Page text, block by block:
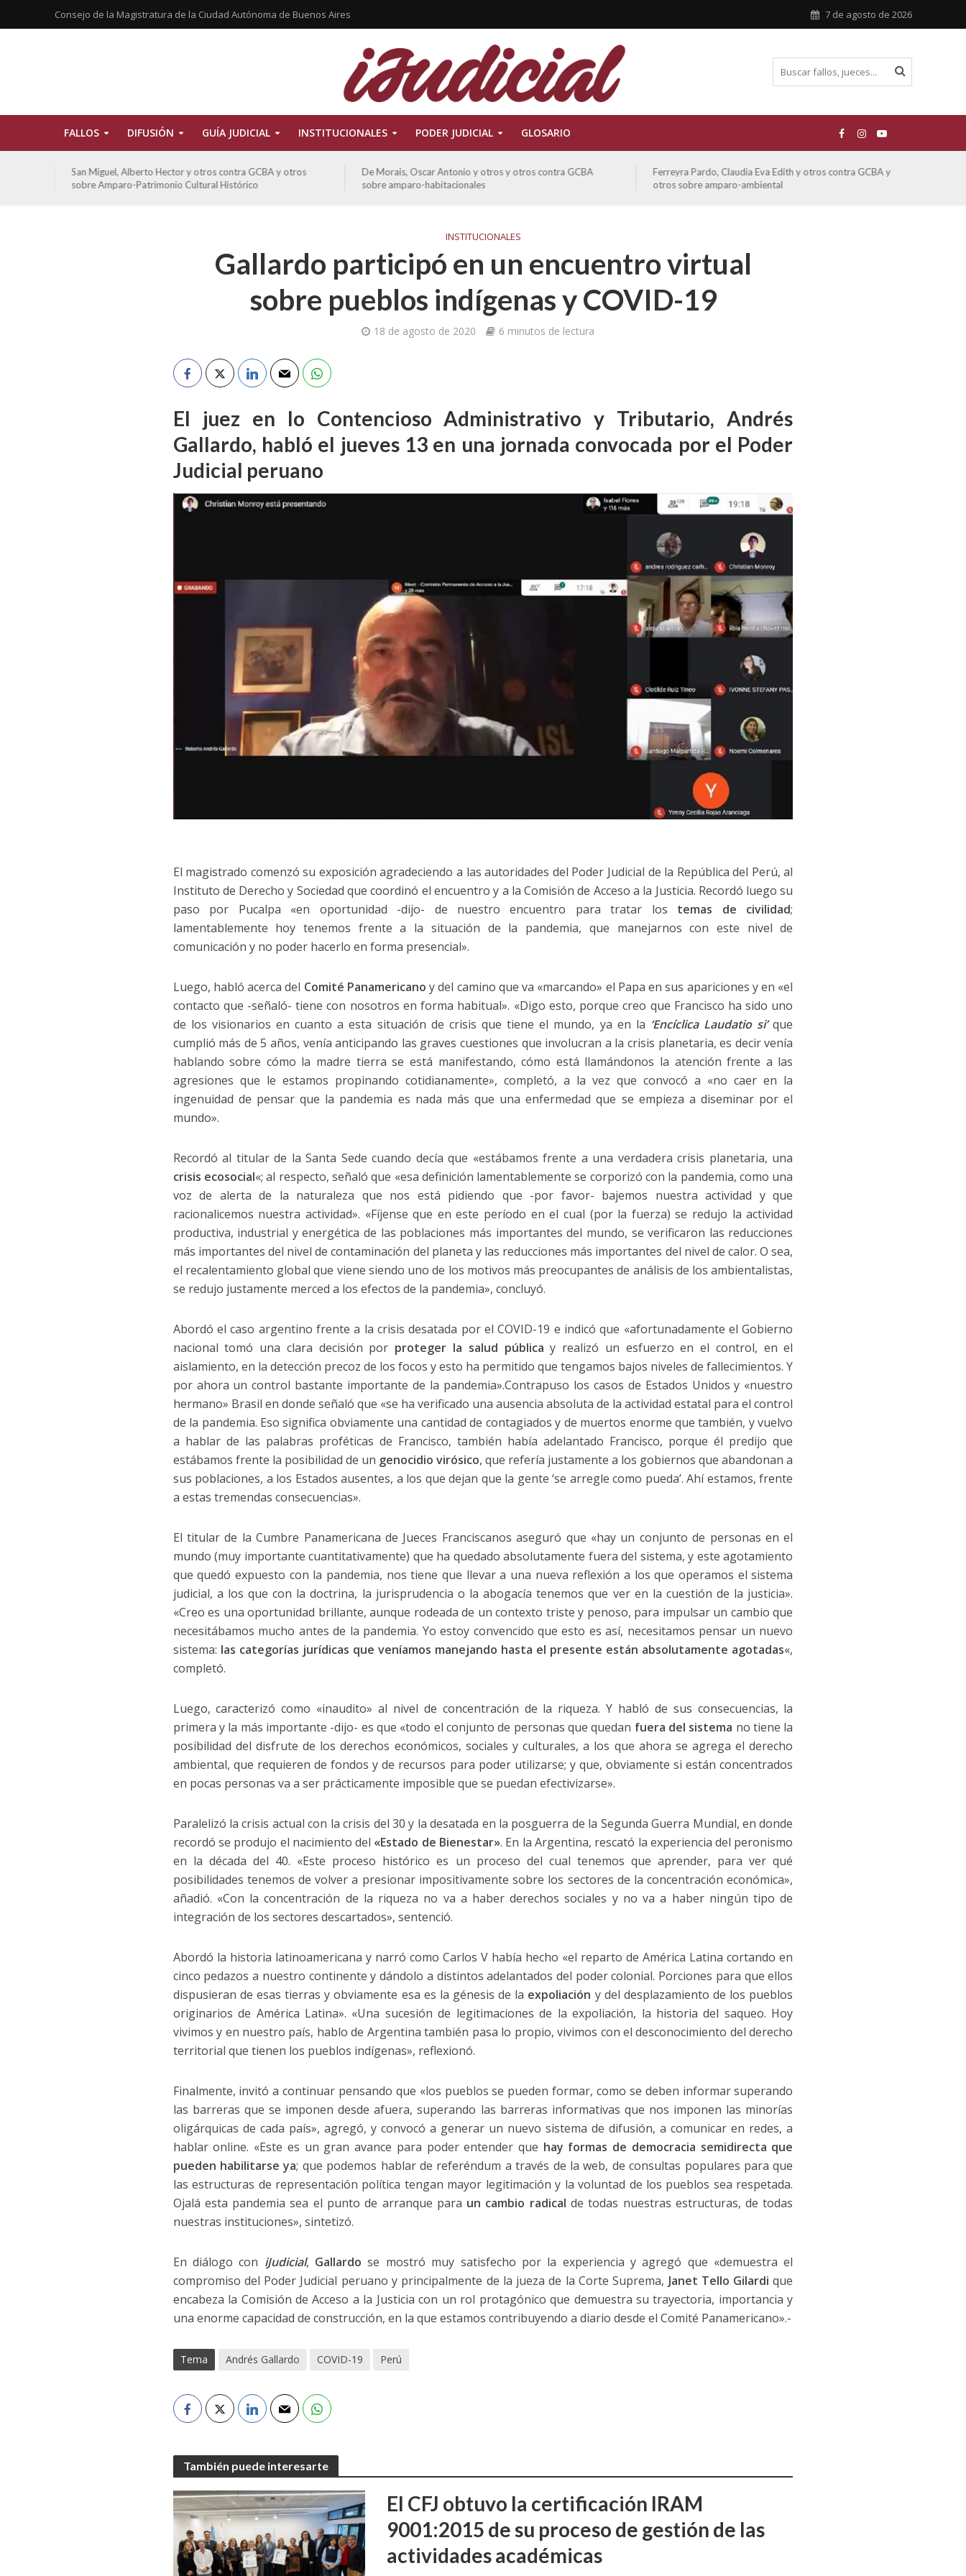
Consejo de la Magistratura de la Ciudad Autónoma de Buenos Aires 7 de agosto de 2026
FALLOS DIFUSIÓN GUÍA JUDICIAL INSTITUCIONALES PODER JUDICIAL GLOSARIO
De Morais, Oscar Antonio y otros y otros contra GCBA
sobre amparo-habitacionales
Ferreyra Pardo, Claudia Eva Edith y otros contra GCBA y
otros sobre amparo-ambiental
ATE contra GCBA sobre amparo – empleo publico otros
INSTITUCIONALES
Gallardo participó en un encuentro virtual
sobre pueblos indígenas y COVID-19
18 de agosto de 2020 6 minutos de lectura
El juez en lo Contencioso Administrativo y Tributario, Andrés
Gallardo, habló el jueves 13 en una jornada convocada por el Poder
Judicial peruano
El magistrado comenzó su exposición agradeciendo a las autoridades del Poder Judicial de la República del Perú, al
Instituto de Derecho y Sociedad que coordinó el encuentro y a la Comisión de Acceso a la Justicia. Recordó luego su
paso por Pucalpa «en oportunidad -dijo- de nuestro encuentro para tratar los temas de civilidad;
lamentablemente hoy tenemos frente a la situación de la pandemia, que manejarnos con este nivel de
comunicación y no poder hacerlo en forma presencial».
Luego, habló acerca del Comité Panamericano y del camino que va «marcando» el Papa en sus apariciones y en «el
contacto que -señaló- tiene con nosotros en forma habitual». «Digo esto, porque creo que Francisco ha sido uno
de los visionarios en cuanto a esta situación de crisis que tiene el mundo, ya en la ‘Encíclica Laudatio si’que
cumplió más de 5 años, venía anticipando las graves cuestiones que involucran a la crisis planetaria, es decir venía
hablando sobre cómo la madre tierra se está manifestando, cómo está llamándonos la atención frente a las
agresiones que le estamos propinando cotidianamente», completó, a la vez que convocó a «no caer en la
ingenuidad de pensar que la pandemia es nada más que una enfermedad que se empieza a diseminar por el
mundo».
Recordó al titular de la Santa Sede cuando decía que «estábamos frente a una verdadera crisis planetaria, una
crisis ecosocial«; al respecto, señaló que «esa definición lamentablemente se corporizó con la pandemia, como una
voz de alerta de la naturaleza que nos está pidiendo que -por favor- bajemos nuestra actividad y que
racionalicemos nuestra actividad». «Fíjense que en este período en el cual (por la fuerza) se redujo la actividad
productiva, industrial y energética de las poblaciones más importantes del mundo, se verificaron las reducciones
más importantes del nivel de contaminación del planeta y las reducciones más importantes del nivel de calor. O sea,
el recalentamiento global que viene siendo uno de los motivos más preocupantes de análisis de los ambientalistas,
se redujo justamente merced a los efectos de la pandemia», concluyó.
Abordó el caso argentino frente a la crisis desatada por el COVID-19 e indicó que «afortunadamente el Gobierno
nacional tomó una clara decisión por proteger la salud pública y realizó un esfuerzo en el control, en el
aislamiento, en la detección precoz de los focos y esto ha permitido que tengamos bajos niveles de fallecimientos. Y
por ahora un control bastante importante de la pandemia».Contrapuso los casos de Estados Unidos y «nuestro
hermano» Brasil en donde señaló que «se ha verificado una ausencia absoluta de la actividad estatal para el control
de la pandemia. Eso significa obviamente una cantidad de contagiados y de muertos enorme que también, y vuelvo
a hablar de las palabras proféticas de Francisco, también había adelantado Francisco, porque él predijo que
estábamos frente la posibilidad de un genocidio virósico, que refería justamente a los gobiernos que abandonan a
sus poblaciones, a los Estados ausentes, a los que dejan que la gente ‘se arregle como pueda’. Ahí estamos, frente
a estas tremendas consecuencias».
El titular de la Cumbre Panamericana de Jueces Franciscanos aseguró que «hay un conjunto de personas en el
mundo (muy importante cuantitativamente) que ha quedado absolutamente fuera del sistema, y este agotamiento
que quedó expuesto con la pandemia, nos tiene que llevar a una nueva reflexión a los que operamos el sistema
judicial, a los que con la doctrina, la jurisprudencia o la abogacía tenemos que ver en la cuestión de la justicia».
«Creo es una oportunidad brillante, aunque rodeada de un contexto triste y penoso, para impulsar un cambio que
necesitábamos mucho antes de la pandemia. Yo estoy convencido que esto es así, necesitamos pensar un nuevo
sistema: las categorías jurídicas que veníamos manejando hasta el presente están absolutamente agotadas«,
completó.
Luego, caracterizó como «inaudito» al nivel de concentración de la riqueza. Y habló de sus consecuencias, la
primera y la más importante -dijo- es que «todo el conjunto de personas que quedan fuera del sistema no tiene la
posibilidad del disfrute de los derechos económicos, sociales y culturales, a los que ahora se agrega el derecho
ambiental, que requieren de fondos y de recursos para poder utilizarse; y que, obviamente si están concentrados
en pocas personas va a ser prácticamente imposible que se puedan efectivizarse».
Paralelizó la crisis actual con la crisis del 30 y la desatada en la posguerra de la Segunda Guerra Mundial, en donde
recordó se produjo el nacimiento del «Estado de Bienestar». En la Argentina, rescató la experiencia del peronismo
en la década del 40. «Este proceso histórico es un proceso del cual tenemos que aprender, para ver qué
posibilidades tenemos de volver a presionar impositivamente sobre los sectores de la concentración económica»,
añadió. «Con la concentración de la riqueza no va a haber derechos sociales y no va a haber ningún tipo de
integración de los sectores descartados», sentenció.
Abordó la historia latinoamericana y narró como Carlos V había hecho «el reparto de América Latina cortando en
cinco pedazos a nuestro continente y dándolo a distintos adelantados del poder colonial. Porciones para que ellos
dispusieran de esas tierras y obviamente esa es la génesis de la expoliación y del desplazamiento de los pueblos
originarios de América Latina». «Una sucesión de legitimaciones de la expoliación, la historia del saqueo. Hoy
vivimos y en nuestro país, hablo de Argentina también pasa lo propio, vivimos con el desconocimiento del derecho
territorial que tienen los pueblos indígenas», reflexionó.
Finalmente, invitó a continuar pensando que «los pueblos se pueden formar, como se deben informar superando
las barreras que se imponen desde afuera, superando las barreras informativas que nos imponen las minorías
oligárquicas de cada país», agregó, y convocó a generar un nuevo sistema de difusión, a comunicar en redes, a
hablar online. «Este es un gran avance para poder entender que hay formas de democracia semidirecta que
pueden habilitarse ya; que podemos hablar de referéndum a través de la web, de consultas populares para que
las estructuras de representación política tengan mayor legitimación y la voluntad de los pueblos sea respetada.
Ojalá esta pandemia sea el punto de arranque para un cambio radical de todas nuestras estructuras, de todas
nuestras instituciones», sintetizó.
En diálogo con iJudicial, Gallardo se mostró muy satisfecho por la experiencia y agregó que «demuestra el
compromiso del Poder Judicial peruano y principalmente de la jueza de la Corte Suprema, Janet Tello Gilardi que
encabeza la Comisión de Acceso a la Justicia con un rol protagónico que demuestra su trayectoria, importancia y
una enorme capacidad de construcción, en la que estamos contribuyendo a diario desde el Comité Panamericano».-
Tema Andrés Gallardo COVID-19 Perú
También puede interesarte
El CFJ obtuvo la certificación IRAM
9001:2015 de su proceso de gestión de las
actividades académicas